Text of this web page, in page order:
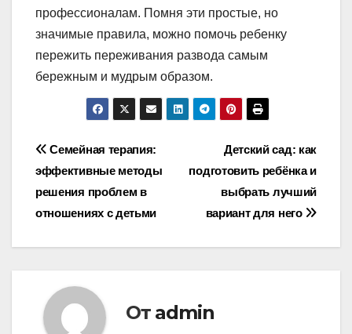
профессионалам. Помня эти простые, но
значимые правила, можно помочь ребенку
пережить переживания развода самым
бережным и мудрым образом.
Навигация
по
записям
Детский сад: как
подготовить ребёнка и
выбрать лучший
вариант для него
Семейная терапия:
эффективные методы
решения проблем в
отношениях с детьми
От admin